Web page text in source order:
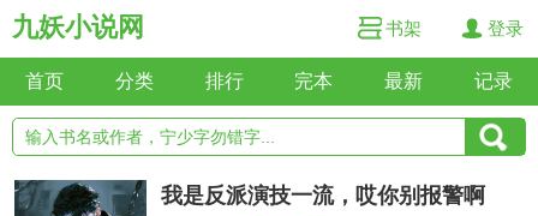
九妖小说网 书架 登录
首页 分类 排行 完本 最新 记录
我是反派演技一流，哎你别报警啊